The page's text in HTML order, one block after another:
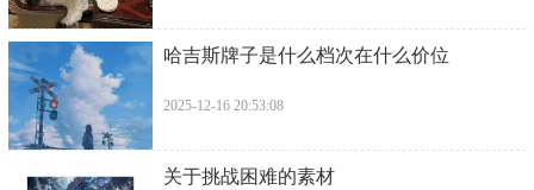
​哈吉斯牌子是什么档次在什么价位
2025-12-16 20:53:08
​关于挑战困难的素材